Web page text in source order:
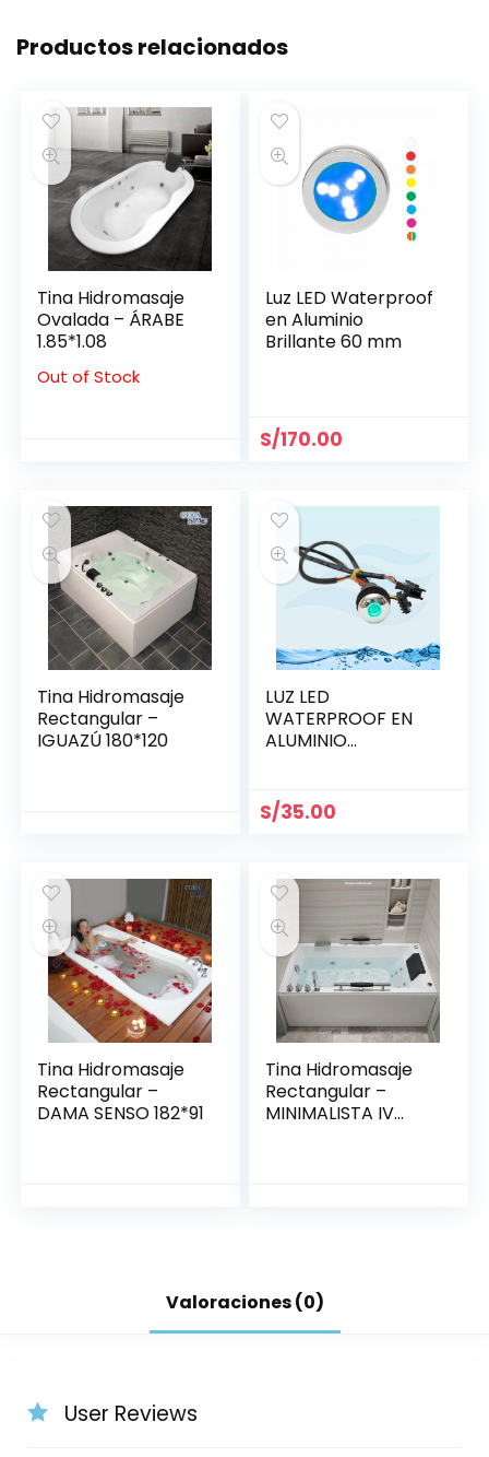
Productos relacionados
Tina Hidromasaje
Ovalada – ÁRABE
1.85*1.08
Out of Stock
Luz LED Waterproof
en Aluminio
Brillante 60 mm
S/170.00
Tina Hidromasaje
Rectangular –
IGUAZÚ 180*120
LUZ LED
WATERPROOF EN
ALUMINIO
S/35.00
Tina Hidromasaje
Rectangular –
DAMA SENSO 182*91
Tina Hidromasaje
Rectangular –
MINIMALISTA IV
Valoraciones (0)
User Reviews